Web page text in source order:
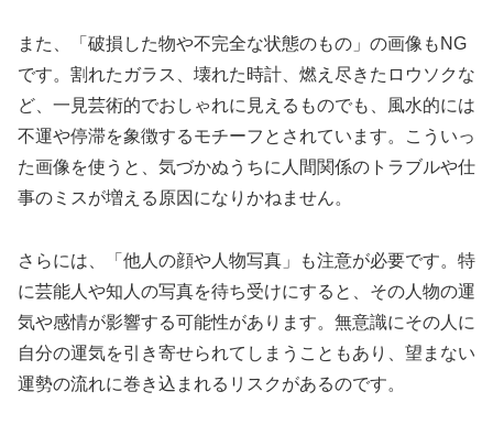
また、「破損した物や不完全な状態のもの」の画像もNG
です。割れたガラス、壊れた時計、燃え尽きたロウソクな
ど、一見芸術的でおしゃれに見えるものでも、風水的には
不運や停滞を象徴するモチーフとされています。こういっ
た画像を使うと、気づかぬうちに人間関係のトラブルや仕
事のミスが増える原因になりかねません。
さらには、「他人の顔や人物写真」も注意が必要です。特
に芸能人や知人の写真を待ち受けにすると、その人物の運
気や感情が影響する可能性があります。無意識にその人に
自分の運気を引き寄せられてしまうこともあり、望まない
運勢の流れに巻き込まれるリスクがあるのです。